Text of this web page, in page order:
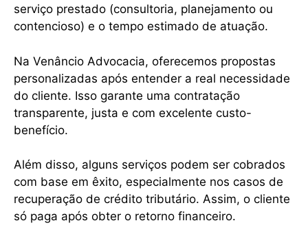
serviço prestado (consultoria, planejamento ou
contencioso) e o tempo estimado de atuação.
Na Venâncio Advocacia, oferecemos propostas
personalizadas após entender a real necessidade
do cliente. Isso garante uma contratação
transparente, justa e com excelente custo-
benefício.
Além disso, alguns serviços podem ser cobrados
com base em êxito, especialmente nos casos de
recuperação de crédito tributário. Assim, o cliente
só paga após obter o retorno financeiro.